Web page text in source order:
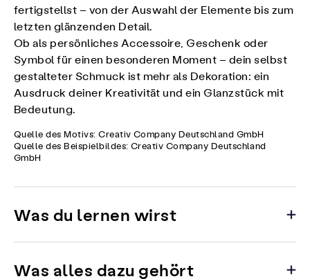
fertigstellst – von der Auswahl der Elemente bis zum
letzten glänzenden Detail.
Ob als persönliches Accessoire, Geschenk oder
Symbol für einen besonderen Moment – dein selbst
gestalteter Schmuck ist mehr als Dekoration: ein
Ausdruck deiner Kreativität und ein Glanzstück mit
Bedeutung.
Quelle des Motivs: Creativ Company Deutschland GmbH
Quelle des Beispielbildes: Creativ Company Deutschland
GmbH
Was du lernen wirst
Was alles dazu gehört